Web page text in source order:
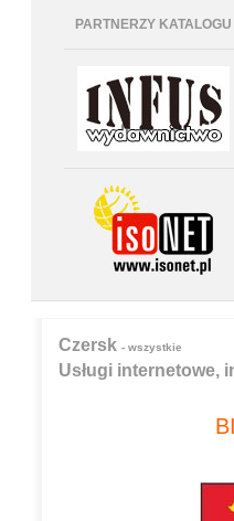
PARTNERZY KATALOGU
Czersk - wszystkie
Usługi internetowe,